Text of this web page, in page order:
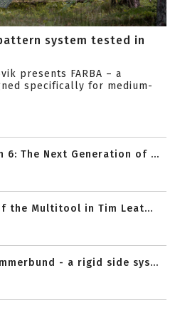
system tested in
presents FARBA – a
specifically for medium-
6: The Next Generation of ...
the Multitool in Tim Leat...
- a rigid side sys...